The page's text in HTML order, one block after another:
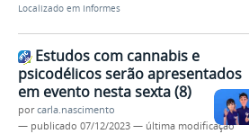
Localizado em Informes
Estudos com cannabis e
psicodélicos serão apresentados
em evento nesta sexta (8)
porcarla.nascimento
— publicado 07/12/2023 — última modificação